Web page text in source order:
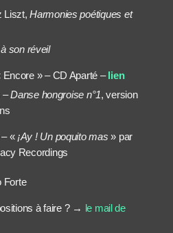
Liszt,Harmonies poétiques et
son réveil
» – CD Aparté –lien
–Danse hongroise n°1, version
« ¡Ay ! Un poquito mas » par
Recordings
Forte
à faire ? → le mail de